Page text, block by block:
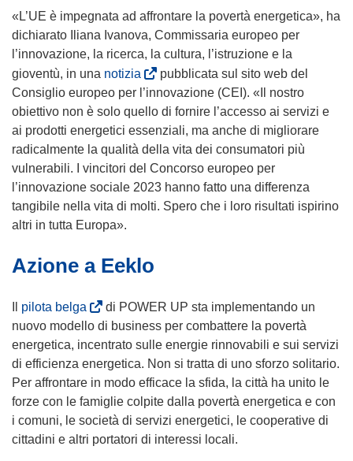
a
f
i
n
e
s
t
r
a
)
r
e
i
n
u
n
a
n
o
v
p
r
e
i
n
u
n
a
n
u
o
f
«L’UE è impegnata ad affrontare la povertà energetica», ha
dichiarato Iliana Ivanova, Commissaria europeo per
l’innovazione, la ricerca, la cultura, l’istruzione e la
gioventù, in una notizia
s
i
a
p
r
e
i
n
n
a
f
n
pubblicata sul sito web del
Consiglio europeo per l’innovazione (CEI). «Il nostro
obiettivo non è solo quello di fornire l’accesso ai servizi e
ai prodotti energetici essenziali, ma anche di migliorare
radicalmente la qualità della vita dei consumatori più
vulnerabili. I vincitori del Concorso europeo per
l’innovazione sociale 2023 hanno fatto una differenza
tangibile nella vita di molti. Spero che i loro risultati ispirino
altri in tutta Europa».
Azione a Eeklo
pilota belga
s
i
a
p
r
e
i
di POWER UP sta implementando un
nuovo modello di business per combattere la povertà
energetica, incentrato sulle energie rinnovabili e sui servizi
di efficienza energetica. Non si tratta di uno sforzo solitario.
Per affrontare in modo efficace la sfida, la città ha unito le
forze con le famiglie colpite dalla povertà energetica e con
i comuni, le società di servizi energetici, le cooperative di
cittadini e altri portatori di interessi locali.